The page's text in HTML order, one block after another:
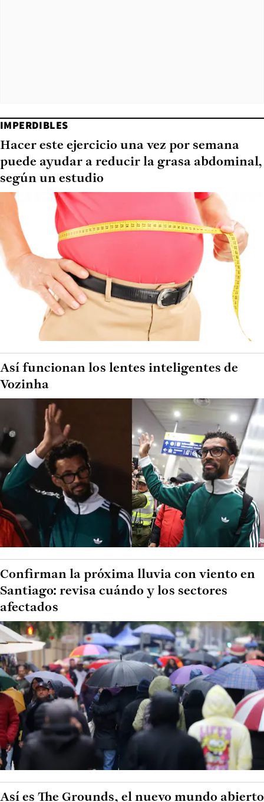
IMPERDIBLES
Hacer este ejercicio una vez por semana
puede ayudar a reducir la grasa abdominal,
según un estudio
Así funcionan los lentes inteligentes de
Vozinha
Confirman la próxima lluvia con viento en
Santiago: revisa cuándo y los sectores
afectados
Así es The Grounds, el nuevo mundo abierto